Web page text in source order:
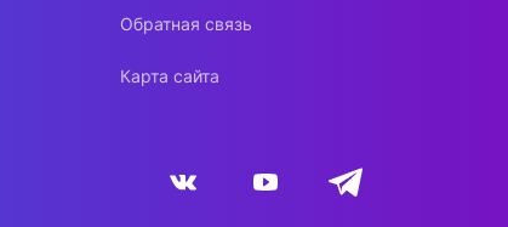
Обратная связь
Карта сайта